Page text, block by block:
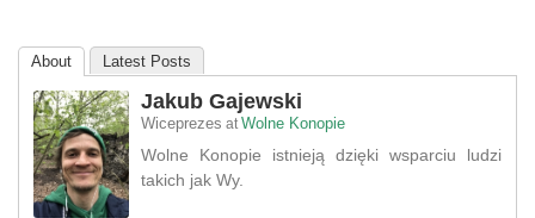
About Latest Posts
Jakub Gajewski
Wiceprezes at Wolne Konopie
Wolne Konopie istnieją dzięki wsparciu ludzi
takich jak Wy.